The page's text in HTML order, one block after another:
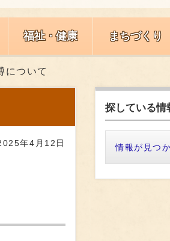
福祉・健康 まちづくり
について
年4月12日
探している情
情報が見つ